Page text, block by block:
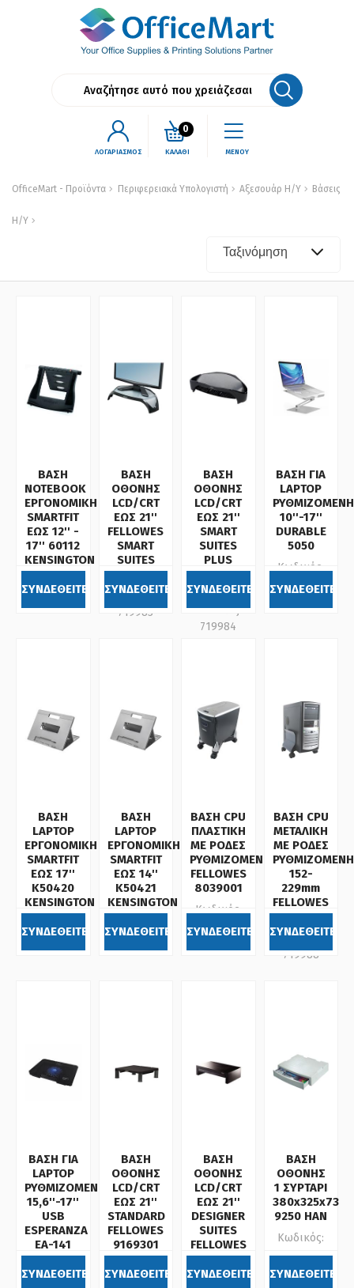
ΛΟΓΑΡΙΑΣΜΟΣ ΚΑΛΑΘΙ
0
ΜΕΝΟΥ
OfficeMart - Προϊόντα Περιφερειακά Υπολογιστή Αξεσουάρ Η/Υ Βάσεις
Η/Υ
Ταξινόμηση
ΒΑΣΗ
NOTEBOOK
ΕΡΓΟΝΟΜΙΚΗ
SMARTFIT
ΕΩΣ 12'' -
17'' 60112
KENSINGTON
ΣΥΝΔΕΘΕΙΤΕ
ΒΑΣΗ
ΟΘΟΝΗΣ
LCD/CRT
ΕΩΣ 21''
FELLOWES
SMART
SUITES
8020101
Κωδικός:
719983
ΣΥΝΔΕΘΕΙΤΕ
ΒΑΣΗ
ΟΘΟΝΗΣ
LCD/CRT
ΕΩΣ 21''
SMART
SUITES
PLUS
FELLOWES
8020801
Κωδικός:
719984
ΣΥΝΔΕΘΕΙΤΕ
ΒΑΣΗ ΓΙΑ
LAPTOP
ΡΥΘΜΙΖΟΜΕΝΗ
10''-17''
DURABLE
5050
Κωδικός:
505023
ΣΥΝΔΕΘΕΙΤΕ
ΒΑΣΗ
LAPTOP
ΕΡΓΟΝΟΜΙΚΗ
SMARTFIT
ΕΩΣ 17''
K50420
KENSINGTON
ΣΥΝΔΕΘΕΙΤΕ
ΒΑΣΗ
LAPTOP
ΕΡΓΟΝΟΜΙΚΗ
SMARTFIT
ΕΩΣ 14''
K50421
KENSINGTON
ΣΥΝΔΕΘΕΙΤΕ
ΒΑΣΗ CPU
ΠΛΑΣΤΙΚΗ
ΜΕ ΡΟΔΕΣ
ΡΥΘΜΙΖΟΜΕΝΗ
FELLOWES
8039001
Κωδικός:
719987
ΣΥΝΔΕΘΕΙΤΕ
ΒΑΣΗ CPU
ΜΕΤΑΛΙΚΗ
ΜΕ ΡΟΔΕΣ
ΡΥΘΜΙΖΟΜΕΝΗ
152-
229mm
FELLOWES
9169201
Κωδικός:
719988
ΣΥΝΔΕΘΕΙΤΕ
ΒΑΣΗ ΓΙΑ
LAPTOP
ΡΥΘΜΙΖΟΜΕΝΗ
15,6''-17''
USB
ESPERANZA
EA-141
ΣΥΝΔΕΘΕΙΤΕ
ΒΑΣΗ
ΟΘΟΝΗΣ
LCD/CRT
ΕΩΣ 21''
STANDARD
FELLOWES
9169301
ΣΥΝΔΕΘΕΙΤΕ
ΒΑΣΗ
ΟΘΟΝΗΣ
LCD/CRT
ΕΩΣ 21''
DESIGNER
SUITES
FELLOWES
8038101
Κωδικός:
ΣΥΝΔΕΘΕΙΤΕ
ΒΑΣΗ
ΟΘΟΝΗΣ
1 ΣΥΡΤΑΡΙ
380x325x73
9250 HAN
Κωδικός:
459356
ΣΥΝΔΕΘΕΙΤΕ